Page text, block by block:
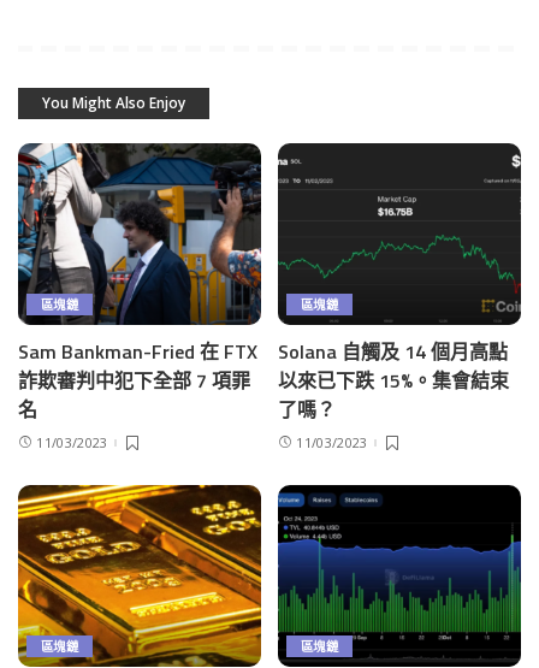
You Might Also Enjoy
區塊鏈
Sam Bankman-Fried 在 FTX
詐欺審判中犯下全部 7 項罪
名
11/03/2023
區塊鏈
Solana 自觸及 14 個月高點
以來已下跌 15%。集會結束
了嗎？
11/03/2023
區塊鏈 區塊鏈